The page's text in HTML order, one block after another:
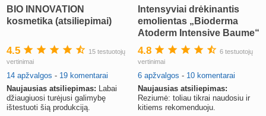
BIO INNOVATION
kosmetika (atsiliepimai)
4.5
15 testuotojų
vertinimai
14 apžvalgos - 19 komentarai
Naujausias atsiliepimas: Labai
džiaugiuosi turėjusi galimybę
ištestuoti šią produkciją.
Intensyviai drėkinantis
emolientas „Bioderma
Atoderm Intensive Baume“
4.8
6 testuotojų
vertinimai
6 apžvalgos - 10 komentarai
Naujausias atsiliepimas:
Reziumė: toliau tikrai naudosiu ir
kitiems rekomenduoju.